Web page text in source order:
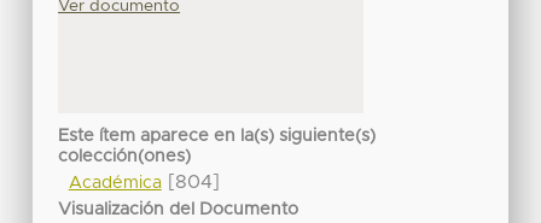
Ver documento
Este ítem aparece en la(s) siguiente(s)
colección(ones)
Académica[804]
Visualización del Documento